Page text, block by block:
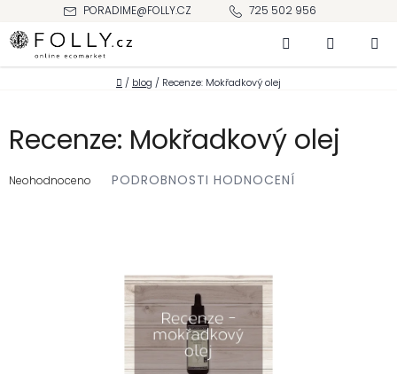
obsah
PORADIME@FOLLY.CZ 725 502 956
Hledat NÁKUPNÍ
KOŠÍK
Domů
/ blog / Recenze: Mokřadkový olej
Recenze: Mokřadkový olej
hodnocení
Neohodnoceno PODROBNOSTI HODNOCENÍ